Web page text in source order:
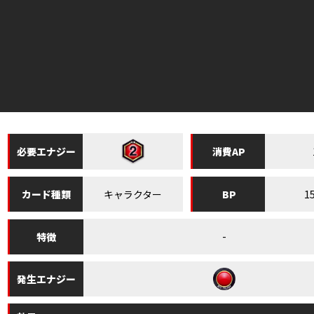
必要エナジー 消費AP
カード種類 キャラクター BP
特徴 -
発生エナジー